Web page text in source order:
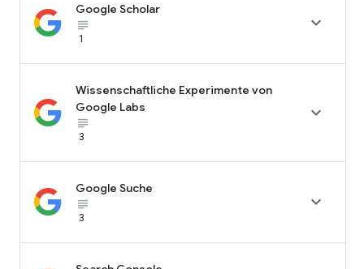
Google Scholar
subject_black
1

Wissenschaftliche Experimente von
Google Labs
subject_black
3

Google Suche
subject_black
3
